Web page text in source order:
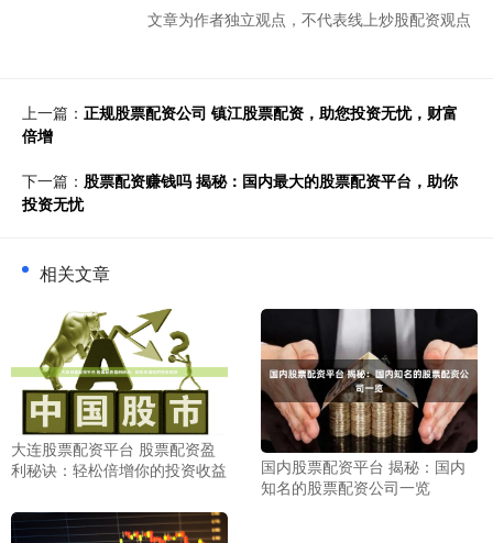
文章为作者独立观点，不代表线上炒股配资观点
上一篇： 正规股票配资公司 镇江股票配资，助您投资无忧，财富
倍增
下一篇： 股票配资赚钱吗 揭秘：国内最大的股票配资平台，助你
投资无忧
相关文章
大连股票配资平台 股票配资盈
利秘诀：轻松倍增你的投资收益
国内股票配资平台 揭秘：国内
知名的股票配资公司一览